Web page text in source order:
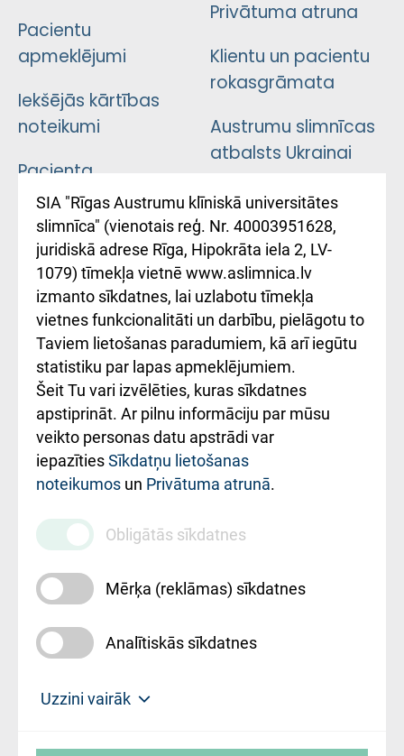
Pacientu
apmeklējumi
Iekšējās kārtības
noteikumi
Pacienta
atsauksmju/sūdzību
iesniegšanas
kārtība
Kā pie mums nokļūt
Rēķinu apmaksas
ceļvedis
Rekvizīti un
ārstniecības
iestādes kods
010000234
Maksas
pakalpojumu
cenrādis
Privātuma atruna
Klientu un pacientu
rokasgrāmata
Austrumu slimnīcas
atbalsts Ukrainai
Підтримка Східної
лікарні та співпраця з
Україною
SIA "Rīgas Austrumu klīniskā universitātes
slimnīca" (vienotais reģ. Nr. 40003951628,
juridiskā adrese Rīga, Hipokrāta iela 2, LV-
1079) tīmekļa vietnē www.aslimnica.lv
izmanto sīkdatnes, lai uzlabotu tīmekļa
vietnes funkcionalitāti un darbību, pielāgotu to
Taviem lietošanas paradumiem, kā arī iegūtu
statistiku par lapas apmeklējumiem.
Šeit Tu vari izvēlēties, kuras sīkdatnes
apstiprināt. Ar pilnu informāciju par mūsu
veikto personas datu apstrādi var
iepazītiesSīkdatņu lietošanas
noteikumos un Privātuma atrunā.
Obligātās sīkdatnes
Mērķa (reklāmas) sīkdatnes
Analītiskās sīkdatnes
Uzzini vairāk